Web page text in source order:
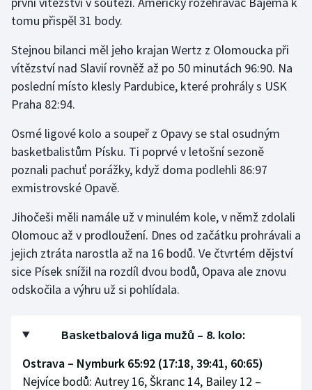
tomu přispěl 31 body.
Stejnou bilanci měl jeho krajan Wertz z Olomoucka při
vítězství nad Slavií rovněž až po 50 minutách 96:90. Na
poslední místo klesly Pardubice, které prohrály s USK
Praha 82:94.
Osmé ligové kolo a soupeř z Opavy se stal osudným
basketbalistům Písku. Ti poprvé v letošní sezoně
poznali pachuť porážky, když doma podlehli 86:97
exmistrovské Opavě.
Jihočeši měli namále už v minulém kole, v němž zdolali
Olomouc až v prodloužení. Dnes od začátku prohrávali a
jejich ztráta narostla až na 16 bodů. Ve čtvrtém dějství
sice Písek snížil na rozdíl dvou bodů, Opava ale znovu
odskočila a výhru už si pohlídala.
Basketbalová liga mužů – 8. kolo:
Ostrava – Nymburk 65:92 (17:18, 39:41, 60:65)
Nejvíce bodů: Autrey 16, Škranc 14, Bailey 12 –